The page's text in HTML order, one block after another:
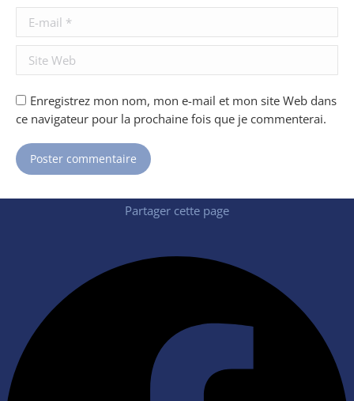
E-mail *
Site Web
Enregistrez mon nom, mon e-mail et mon site Web dans
ce navigateur pour la prochaine fois que je commenterai.
Poster commentaire
Partager cette page